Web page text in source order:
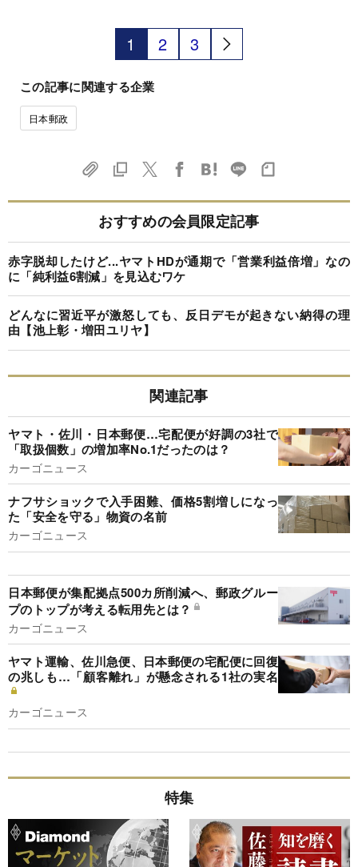
1 2 3
この記事に関連する企業
日本郵政
おすすめの会員限定記事
赤字脱却したけど...ヤマトHDが通期で「営業利益倍増」なの
に「純利益6割減」を見込むワケ
どんなに習近平が激怒しても、反日デモが起きない納得の理
由【池上彰・増田ユリヤ】
関連記事
ヤマト・佐川・日本郵便…宅配便が好調の3社で
「取扱個数」の増加率No.1だったのは？
カーゴニュース
ナフサショックで入手困難、価格5割増しになっ
た「安全を守る」物資の名前
カーゴニュース
日本郵便が集配拠点500カ所削減へ、郵政グルー
プのトップが考える転用先とは？
カーゴニュース
ヤマト運輸、佐川急便、日本郵便の宅配便に回復
の兆しも…「顧客離れ」が懸念される1社の実名
カーゴニュース
特集